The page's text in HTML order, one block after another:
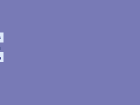
mit Livecam die alle paar